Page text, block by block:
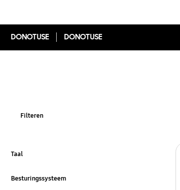
DONOTUSE DONOTUSE
Filteren
Taal
Besturingssysteem